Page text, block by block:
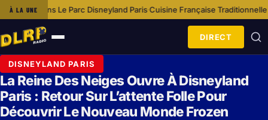
À LA UNE
Disneyland Paris·Cuisine Française Traditionnelle À Disneyland Paris
Ouvrir
le
menu
DIRECT
DISNEYLAND PARIS
La Reine Des Neiges Ouvre À Disneyland
Paris : Retour Sur L’attente Folle Pour
Découvrir Le Nouveau Monde Frozen